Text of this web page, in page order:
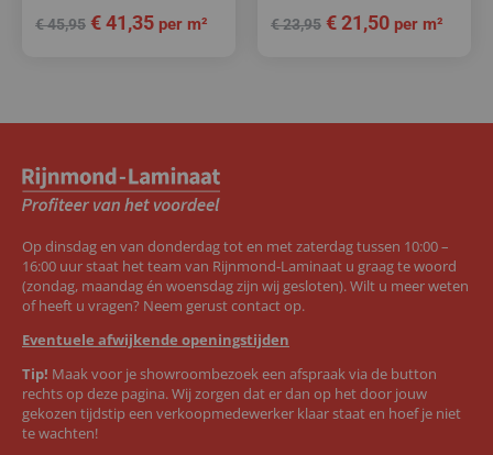
€45,95 €41,35 per m² €23,95 €21,50 per m²
Op dinsdag en van donderdag tot en met zaterdag tussen 10:00 –
16:00 uur staat het team van Rijnmond-Laminaat u graag te woord
(zondag, maandag én woensdag zijn wij gesloten). Wilt u meer weten
of heeft u vragen? Neem gerust contact op.
Eventuele afwijkende openingstijden
Tip! Maak voor je showroombezoek een afspraak via de button
rechts op deze pagina. Wij zorgen dat er dan op het door jouw
gekozen tijdstip een verkoopmedewerker klaar staat en hoef je niet
te wachten!